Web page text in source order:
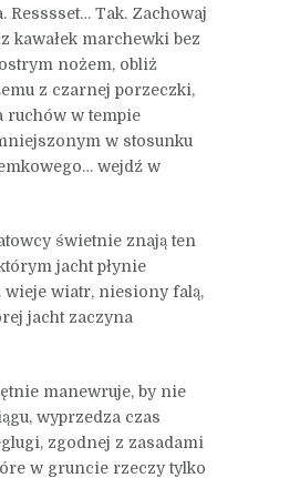
Resssset… Tak. Zachowaj
kawałek marchewki bez
nożem, obliż
z czarnej porzeczki,
ruchów w tempie
w stosunku
wejdź w
świetnie znają ten
jacht płynie
wiatr, niesiony falą,
jacht zaczyna
manewruje, by nie
wyprzedza czas
zgodnej z zasadami
w gruncie rzeczy tylko